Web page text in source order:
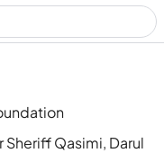
Sheriff Qasimi, Darul